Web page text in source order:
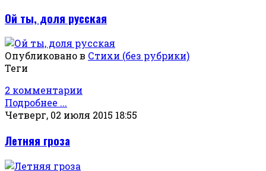
Ой ты, доля русская
Опубликовано в Стихи (без рубрики)
Теги
2 комментарии
Подробнее ...
Четверг, 02 июля 2015 18:55
Летняя гроза